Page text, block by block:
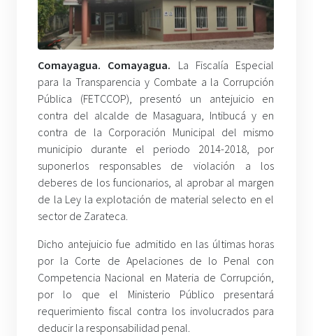
Comayagua. Comayagua. La Fiscalía Especial
para la Transparencia y Combate a la Corrupción
Pública (FETCCOP), presentó un antejuicio en
contra del alcalde de Masaguara, Intibucá y en
contra de la Corporación Municipal del mismo
municipio durante el periodo 2014-2018, por
suponerlos responsables de violación a los
deberes de los funcionarios, al aprobar al margen
de la Ley la explotación de material selecto en el
sector de Zarateca.
Dicho antejuicio fue admitido en las últimas horas
por la Corte de Apelaciones de lo Penal con
Competencia Nacional en Materia de Corrupción,
por lo que el Ministerio Público presentará
requerimiento fiscal contra los involucrados para
deducir la responsabilidad penal.